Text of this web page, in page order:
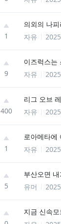
1
의외의 나
자유
9
이즈럭스는
자유
400
리그 오브
자유
1
로아메타에
자유
5
부산오면
유머
지금 신속